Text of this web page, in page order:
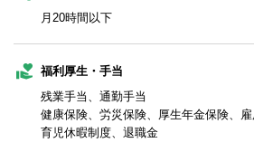
月20時間以下
福利厚生・手当
残業手当、通勤手当
健康保険、労災保険、厚生年金保険、
育児休暇制度、退職金